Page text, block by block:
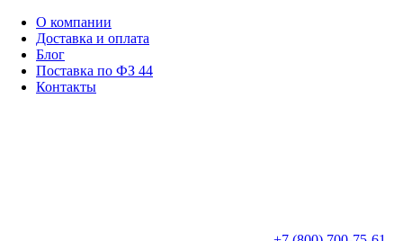
О компании
Доставка и оплата
Блог
Поставка по ФЗ 44
Контакты